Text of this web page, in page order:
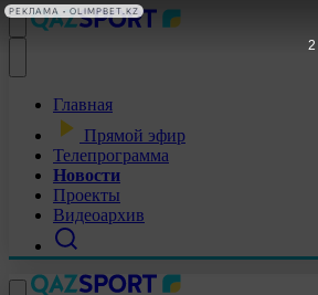
Главная
Прямой эфир
Телепрограмма
Новости
Проекты
Видеоархив
1
РЕКЛАМА • OLIMPBET.KZ